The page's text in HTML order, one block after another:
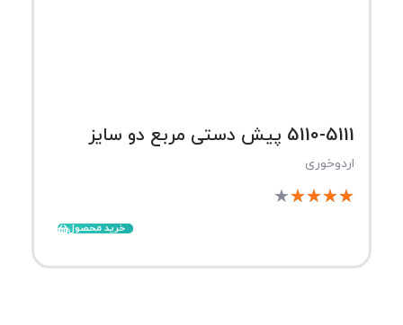
5110-5111 پیش دستی مربع دو سایز
اردوخوری
★
★
★
★
★
خرید محصول